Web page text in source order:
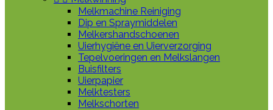
Melkmachine Reiniging
Dip en Spraymiddelen
Melkershandschoenen
Uierhygiëne en Uierverzorging
Tepelvoeringen en Melkslangen
Buisfilters
Uierpapier
Melktesters
Melkschorten